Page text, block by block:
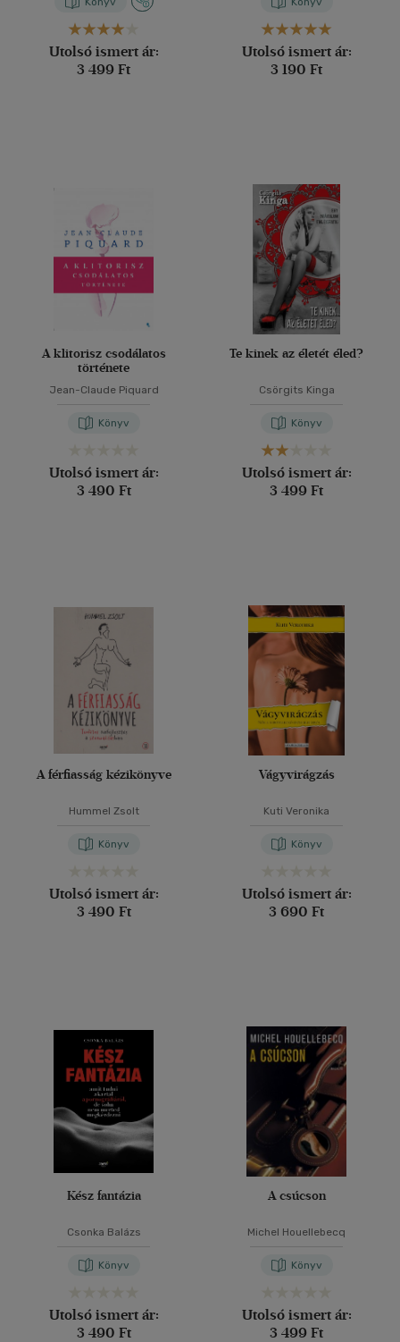
Utolsó ismert ár:
3 499 Ft
Utolsó ismert ár:
3 190 Ft
A klitorisz csodálatos
története
Jean-Claude Piquard
Könyv
Utolsó ismert ár:
3 490 Ft
Te kinek az életét éled?
Csörgits Kinga
Könyv
Utolsó ismert ár:
3 499 Ft
A férfiasság kézikönyve
Hummel Zsolt
Könyv
Utolsó ismert ár:
3 490 Ft
Vágyvirágzás
Kuti Veronika
Könyv
Utolsó ismert ár:
3 690 Ft
Kész fantázia
Csonka Balázs
Könyv
Utolsó ismert ár:
3 490 Ft
A csúcson
Michel Houellebecq
Könyv
Utolsó ismert ár:
3 499 Ft